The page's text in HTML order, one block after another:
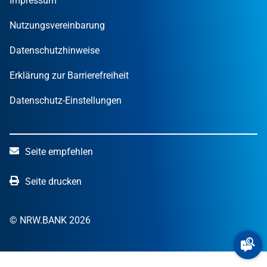
Öffentliche Kunden
STARTERCENTER NRW
NRW.Venture
Nutzungsvereinbarung
Datenschutzhinweise
Erklärung zur Barrierefreiheit
Datenschutz-Einstellungen
Seite empfehlen
Seite drucken
© NRW.BANK 2026